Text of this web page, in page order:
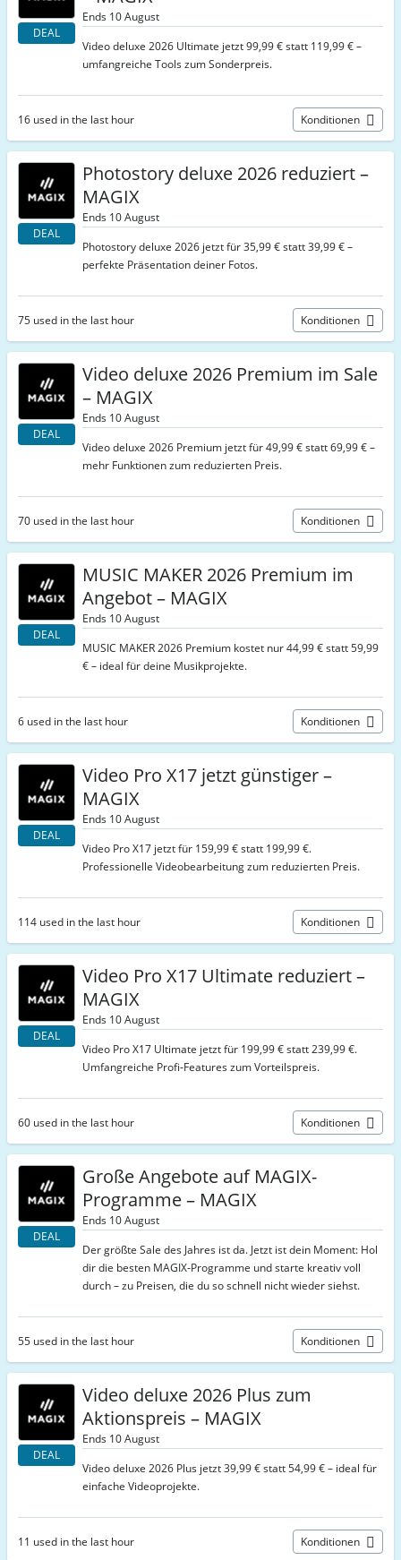
DEAL
Ends 10 August
Video deluxe 2026 Ultimate jetzt 99,99 € statt 119,99 € –
umfangreiche Tools zum Sonderpreis.
16 used in the last hour Konditionen
DEAL
Photostory deluxe 2026 reduziert –
MAGIX
Ends 10 August
Photostory deluxe 2026 jetzt für 35,99 € statt 39,99 € –
perfekte Präsentation deiner Fotos.
75 used in the last hour Konditionen
DEAL
Video deluxe 2026 Premium im Sale
– MAGIX
Ends 10 August
Video deluxe 2026 Premium jetzt für 49,99 € statt 69,99 € –
mehr Funktionen zum reduzierten Preis.
70 used in the last hour Konditionen
DEAL
MUSIC MAKER 2026 Premium im
Angebot – MAGIX
Ends 10 August
MUSIC MAKER 2026 Premium kostet nur 44,99 € statt 59,99
€ – ideal für deine Musikprojekte.
6 used in the last hour Konditionen
DEAL
Video Pro X17 jetzt günstiger –
MAGIX
Ends 10 August
Video Pro X17 jetzt für 159,99 € statt 199,99 €.
Professionelle Videobearbeitung zum reduzierten Preis.
114 used in the last hour Konditionen
DEAL
Video Pro X17 Ultimate reduziert –
MAGIX
Ends 10 August
Video Pro X17 Ultimate jetzt für 199,99 € statt 239,99 €.
Umfangreiche Profi‑Features zum Vorteilspreis.
60 used in the last hour Konditionen
DEAL
Große Angebote auf MAGIX-
Programme – MAGIX
Ends 10 August
Der größte Sale des Jahres ist da. Jetzt ist dein Moment: Hol
dir die besten MAGIX‑Programme und starte kreativ voll
durch – zu Preisen, die du so schnell nicht wieder siehst.
55 used in the last hour Konditionen
DEAL
Video deluxe 2026 Plus zum
Aktionspreis – MAGIX
Ends 10 August
Video deluxe 2026 Plus jetzt 39,99 € statt 54,99 € – ideal für
einfache Videoprojekte.
11 used in the last hour Konditionen